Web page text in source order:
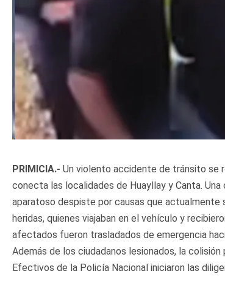
PRIMICIA.- Un violento accidente de tránsito se
conecta las localidades de Huayllay y Canta.
aparatoso despiste por causas que actualmente
heridas, quienes viajaban en el vehículo y
afectados fueron trasladados de emergencia
Además de los ciudadanos lesionados, la
Efectivos de la Policía Nacional iniciaron las